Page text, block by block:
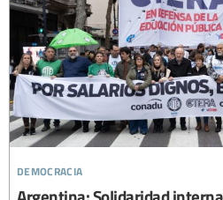
democracia